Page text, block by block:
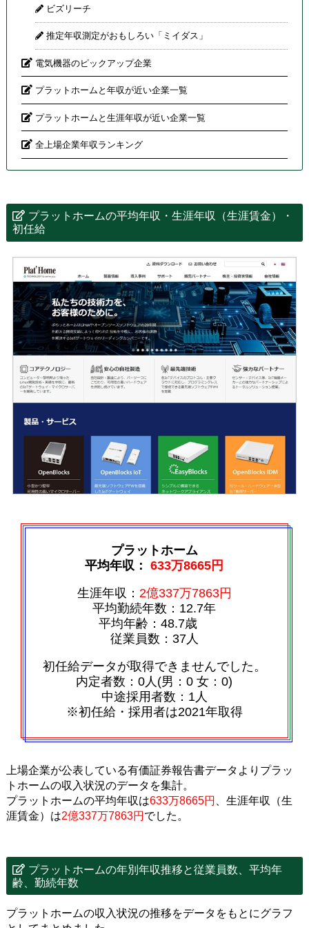
ビズリーチ
推定年収測定がおもしろい「ミイダス」
電気機器のピックアップ企業
プラットホームと年収が近い企業一覧
プラットホームと生涯年収が近い企業一覧
全上場企業年収ランキング
プラットホームの平均年収・生涯年収（生涯賃金）・
初任給
プラットホーム
平均年収：633万8665円
生涯年収： 2億337万7863円
平均勤続年数：12.7年
平均年齢：48.7歳
従業員数：37人
初任給データが取得できませんでした。
内定者数：0人(男：0 女：0)
中途採用者数：1人
※初任給・採用者は2021年取得
上場企業が公表している有価証券報告書データよりプラッ
トホームの収入状況のデータを集計。
プラットホームの平均年収は633万8665円
、生涯年収（生
涯賃金）は2億337万7863円 でした。
プラットホームの年別年収推移と従業員数、平均年
齢、勤続年数
プラットホームの収入状況の推移をデータをもとにグラフ